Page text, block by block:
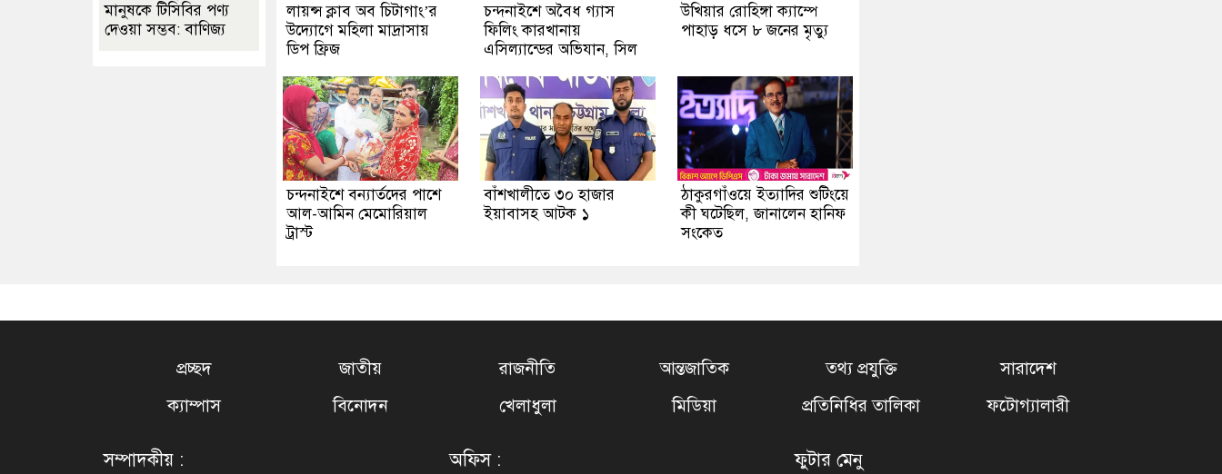
লায়ন্স ক্লাব অব চিটাগাং’র
উদ্যোগে মহিলা মাদ্রাসায়
ডিপ ফ্রিজ
চন্দনাইশে অবৈধ গ্যাস
ফিলিং কারখানায়
এসিল্যান্ডের অভিযান, সিল
উখিয়ার রোহিঙ্গা ক্যাম্পে
পাহাড় ধসে ৮ জনের মৃত্যু
চন্দনাইশে বন্যার্তদের পাশে
আল-আমিন মেমোরিয়াল
ট্রাস্ট
বাঁশখালীতে ৩০ হাজার
ইয়াবাসহ আটক ১
ঠাকুরগাঁওয়ে ইত্যাদির শুটিংয়ে
কী ঘটেছিল, জানালেন হানিফ
সংকেত
মানুষকে টিসিবির পণ্য
দেওয়া সম্ভব: বাণিজ্য
প্রচ্ছদ জাতীয় রাজনীতি আন্তজাতিক তথ্য প্রযুক্তি
সারাদেশ
ক্যাম্পাস
বিনোদন খেলাধুলা মিডিয়া প্রতিনিধির তালিকা ফটোগ্যালারী
সম্পাদকীয় : অফিস : ফুটার মেনু